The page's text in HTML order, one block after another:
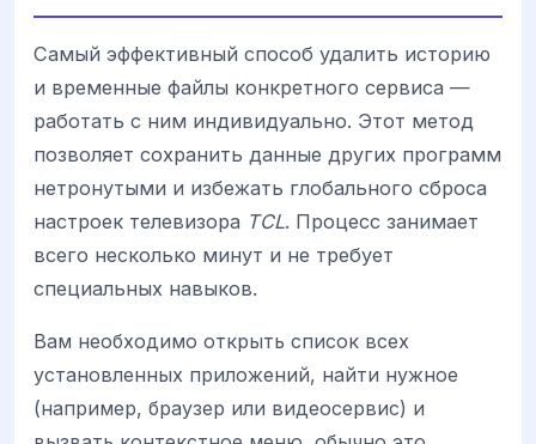
Самый эффективный способ удалить историю
и временные файлы конкретного сервиса —
работать с ним индивидуально. Этот метод
позволяет сохранить данные других программ
нетронутыми и избежать глобального сброса
настроек телевизора TCL. Процесс занимает
всего несколько минут и не требует
специальных навыков.
Вам необходимо открыть список всех
установленных приложений, найти нужное
(например, браузер или видеосервис) и